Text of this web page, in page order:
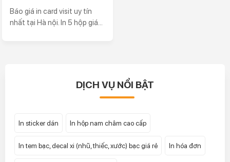
Báo giá in card visit uy tín
nhất tại Hà nội. In 5 hộp giá...
DỊCH VỤ NỔI BẬT
In sticker dán In hộp nam châm cao cấp
In tem bạc, decal xi (nhũ, thiếc, xước) bạc giá rẻ In hóa đơn